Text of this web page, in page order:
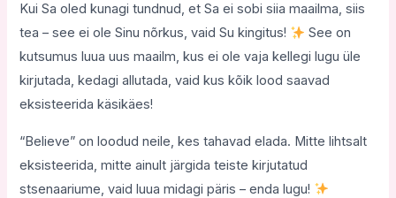
Kui Sa oled kunagi tundnud, et Sa ei sobi siia maailma, siis
tea – see ei ole Sinu nõrkus, vaid Su kingitus!
See on
kutsumus luua uus maailm, kus ei ole vaja kellegi lugu üle
kirjutada, kedagi allutada, vaid kus kõik lood saavad
eksisteerida käsikäes!
“Believe” on loodud neile, kes tahavad elada. Mitte lihtsalt
eksisteerida, mitte ainult järgida teiste kirjutatud
stsenaariume, vaid luua midagi päris – enda lugu!